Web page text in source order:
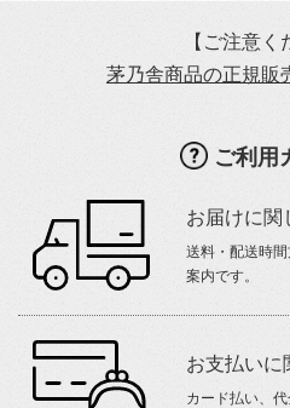
【ご注意く
茅乃舎商品の正規販
ご利用
お届けに関
送料・配送時
案内です。
お支払いに
カード払い、